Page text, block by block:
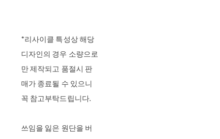
*리사이클 특성상 해당
디자인의 경우 소량으로
만 제작되고 품절시 판
매가 종료될 수 있으니
꼭 참고부탁드립니다.
쓰임을 잃은 원단을 버